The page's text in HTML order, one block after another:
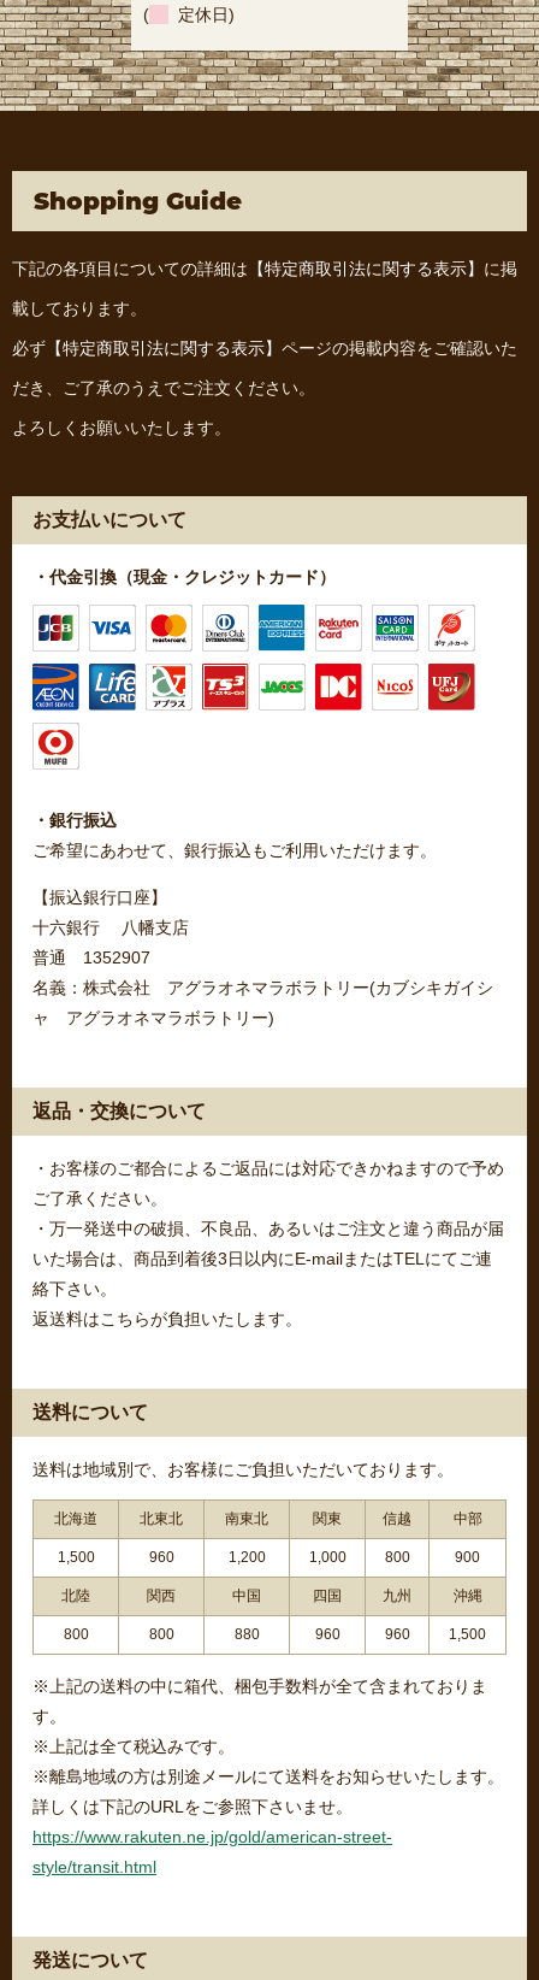
( 定休日)
Shopping Guide
下記の各項目についての詳細は 【特定商取引法に関する表示】 に掲
載しております。
必ず 【特定商取引法に関する表示】 ページの掲載内容をご確認いた
だき、ご了承のうえでご注文ください。
よろしくお願いいたします。
お支払いについて
・代金引換（現金・クレジットカード）
・銀行振込
ご希望にあわせて、銀行振込もご利用いただけます。
【振込銀行口座】
十六銀行 八幡支店
普通 1352907
名義：株式会社 アグラオネマラボラトリー(カブシキガイシ
ャ アグラオネマラボラトリー)
返品・交換について
・お客様のご都合によるご返品には対応できかねますので予め
ご了承ください。
・万一発送中の破損、不良品、あるいはご注文と違う商品が届
いた場合は、商品到着後3日以内にE-mailまたはTELにてご連
絡下さい。
返送料はこちらが負担いたします。
送料について
送料は地域別で、お客様にご負担いただいております。
北海道 北東北 南東北 関東 信越 中部
1,500 960 1,200 1,000 800 900
北陸 関西 中国 四国 九州 沖縄
800 800 880 960 960 1,500
※上記の送料の中に箱代、梱包手数料が全て含まれておりま
す。
※上記は全て税込みです。
※離島地域の方は別途メールにて送料をお知らせいたします。
詳しくは下記のURLをご参照下さいませ。
https://www.rakuten.ne.jp/gold/american-street-
style/transit.html
発送について